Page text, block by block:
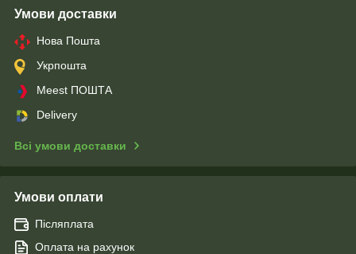
Умови доставки
Нова Пошта
Укрпошта
Meest ПОШТА
Delivery
Всі умови доставки
Умови оплати
Післяплата
Оплата на рахунок